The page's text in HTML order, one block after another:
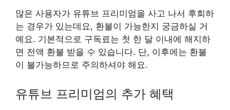
많은 사용자가 유튜브 프리미엄을 사고 나서 후회하
는 경우가 있는데요, 환불이 가능한지 궁금하실 거
예요. 기본적으로 구독료는 첫 한 달 이내에 해지하
면 전액 환불 받을 수 있습니다. 단, 이후에는 환불
이 불가능하므로 주의하셔야 해요.
유튜브 프리미엄의 추가 혜택